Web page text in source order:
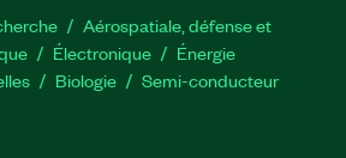
Aérospatiale, défense et
Électronique
Énergie​
Biologie
Semi-conducteur